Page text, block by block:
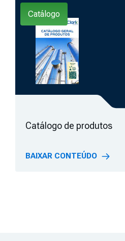
Catálogo
Catálogo de produtos
BAIXAR CONTEÚDO